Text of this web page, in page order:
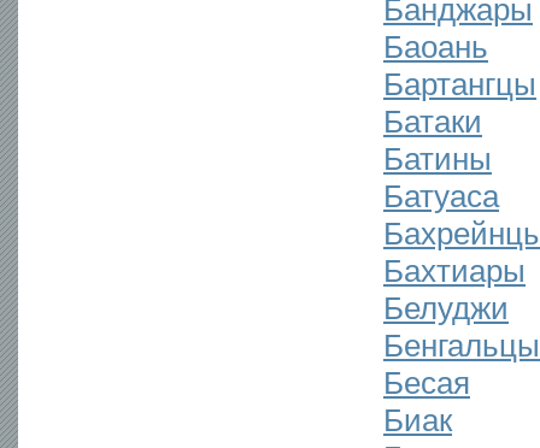
Банджары
Баоань
Бартангцы
Батаки
Батины
Батуаса
Бахтиары
Белуджи
Бенгальцы
Бесая
Биак